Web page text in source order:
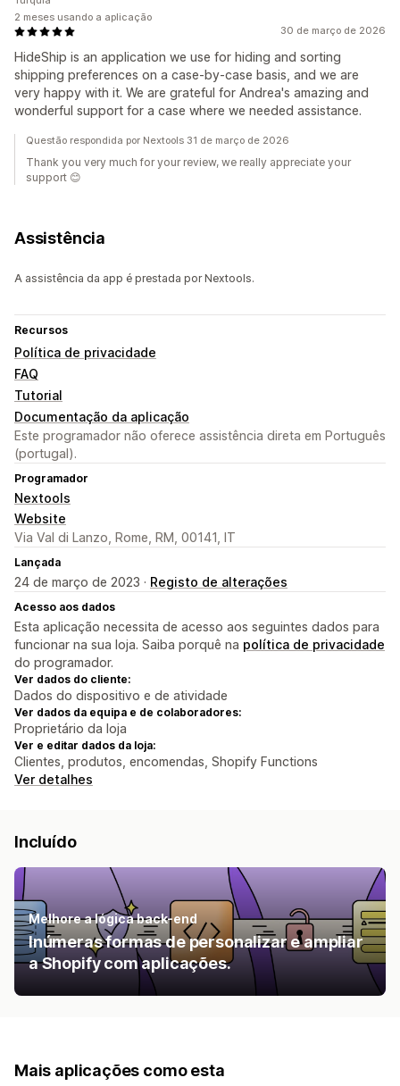
30 de março de 2026
HideShip is an application we use for hiding and sorting
shipping preferences on a case-by-case basis, and we are
very happy with it. We are grateful for Andrea's amazing and
wonderful support for a case where we needed assistance.
2 meses usando a aplicação
Questão respondida por Nextools 31 de março de 2026
Thank you very much for your review, we really appreciate your
support 😊
Assistência
A assistência da app é prestada por Nextools.
Recursos
Política de privacidade
FAQ
Tutorial
Documentação da aplicação
Este programador não oferece assistência direta em Português
(portugal).
Programador
Nextools
Website
Via Val di Lanzo, Rome, RM, 00141, IT
Lançada
24 de março de 2023 · Registo de alterações
Acesso aos dados
Esta aplicação necessita de acesso aos seguintes dados para
funcionar na sua loja. Saiba porquê na política de privacidade
do programador.
Ver dados do cliente:
Dados do dispositivo e de atividade
Ver dados da equipa e de colaboradores:
Proprietário da loja
Ver e editar dados da loja:
Clientes, produtos, encomendas, Shopify Functions
Ver detalhes
Incluído
Melhore a lógica back-end
Inúmeras formas de personalizar e ampliar
a Shopify com aplicações.
Mais aplicações como esta